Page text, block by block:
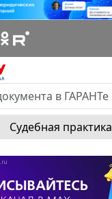
Судебная практика